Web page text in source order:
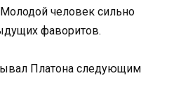
человек сильно
фаворитов.
Платона следующим